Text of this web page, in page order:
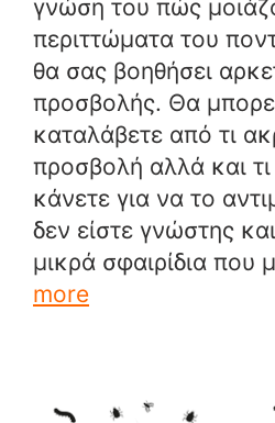
γνώση του πώς
περιττώματα του
θα σας βοηθήσει
προσβολής. Θα
καταλάβετε από τι
προσβολή αλλά και
κάνετε για να το
δεν είστε γνώστης
μικρά σφαιρίδια που
more